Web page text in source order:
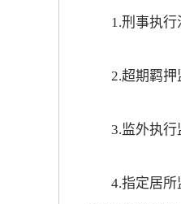
1.刑事执行活
2.超期羁押监
3.监外执行
4.指定居所监